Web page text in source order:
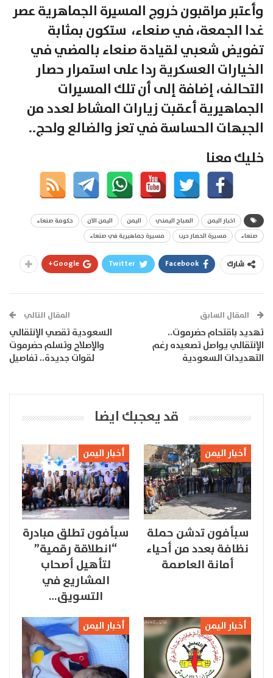
وأعتبر مراقبون خروج المسيرة الجماهرية عصر
غدا الجمعة، في صنعاء، ستكون بمثابة
تفويض شعبي لقيادة صنعاء بالمضي في
الخيارات العسكرية ردا على استمرار حصار
التحالف، إضافة إلى أن تلك المسيرات
الجماهيرية أعقبت زيارات المشاط لعدد من
الجبهات الحساسة في تعز والضالع ولحج..
خليك معنا
اخبار اليمن الصباح اليمني اليمن اليمن الان
حكومة صنعاء
صنعاء
مسيرة الحصار حرب مسيرة جماهيرية في صنعاء
شارك Facebook
Twitter
Google+
المقال السابق
تهديد باقتحام حضرموت..
الإنتقالي يواصل تصعيده رغم
التهديدات السعودية
المقال التالي
السعودية تقصي الإنتقالي
والإصلاح وتسلم حضرموت
لقوات جديدة.. تفاصيل
قد يعجبك ايضا
أخبار اليمن
سبأفون تدشن حملة
نظافة بعدد من أحياء
أمانة العاصمة
أخبار اليمن
سبأفون تطلق مبادرة
“انطلاقة رقمية”
لتأهيل أصحاب
المشاريع في
التسويق…
أخبار اليمن أخبار اليمن